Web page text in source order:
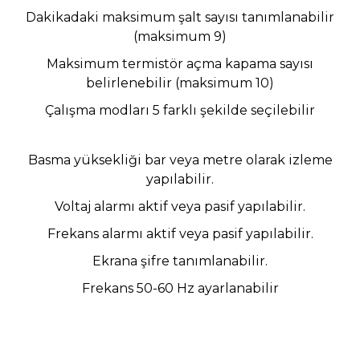
Dakikadaki maksimum şalt sayısı tanımlanabilir
(maksimum 9)
Maksimum termistör açma kapama sayısı
belirlenebilir (maksimum 10)
Çalışma modları 5 farklı şekilde seçilebilir
Basma yüksekliği bar veya metre olarak izleme
yapılabilir.
Voltaj alarmı aktif veya pasif yapılabilir.
Frekans alarmı aktif veya pasif yapılabilir.
Ekrana şifre tanımlanabilir.
Frekans 50-60 Hz ayarlanabilir